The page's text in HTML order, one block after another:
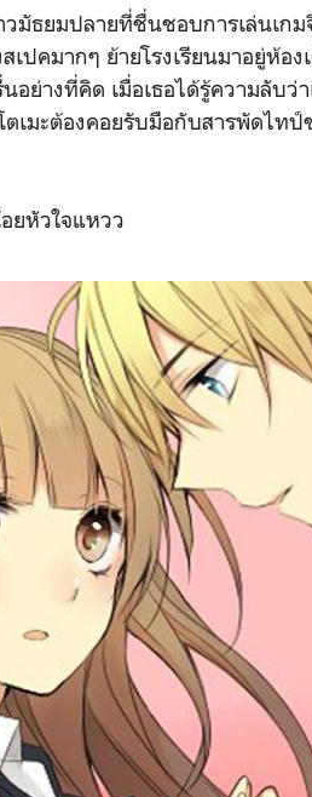
วมัธยมปลายที่ชื่นชอบการเล่นเก
คมากๆ ย้ายโรงเรียนมาอยู่ห้อง
อย่างที่คิด เมื่อเธอได้รู้ความลับ
ตเมะต้องคอยรับมือกับสารพัดไท
ยหัวใจแหวว